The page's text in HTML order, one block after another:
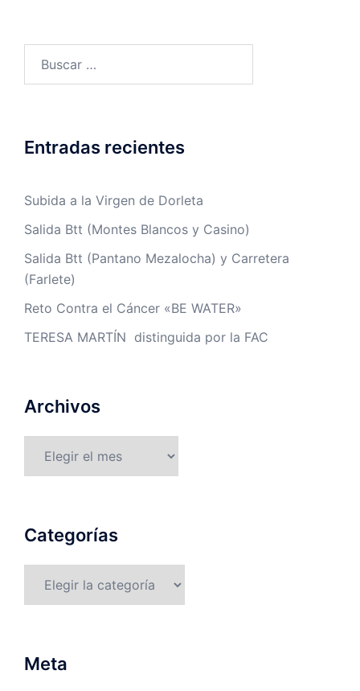
Entradas recientes
Subida a la Virgen de Dorleta
Salida Btt (Montes Blancos y Casino)
Salida Btt (Pantano Mezalocha) y Carretera
(Farlete)
Reto Contra el Cáncer «BE WATER»
TERESA MARTÍN distinguida por la FAC
Archivos
Categorías
Meta